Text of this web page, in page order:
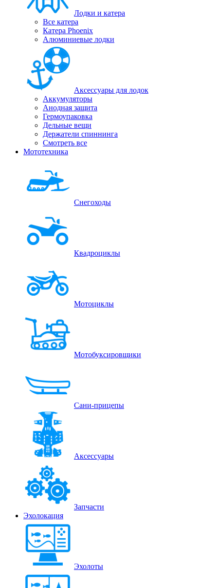
Лодки и катера
Все катера
Катера Phoenix
Алюминиевые лодки
Аксессуары для лодок
Аккумуляторы
Анодная защита
Гермоупаковка
Дельные вещи
Держатели спиннинга
Смотреть все
Мототехника
Снегоходы
Квадроциклы
Мотоциклы
Мотобуксировщики
Сани-прицепы
Аксессуары
Запчасти
Эхолокация
Эхолоты